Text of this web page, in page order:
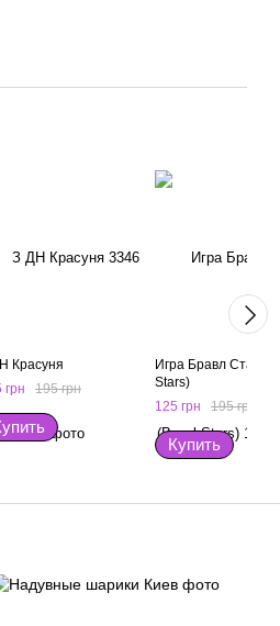
Красуня
грн
195 грн
Игра Бравл Старс
Stars)
125 грн
195 грн
Купить